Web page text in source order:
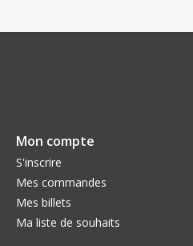
Mon compte
S'inscrire
Mes commandes
Mes billets
Ma liste de souhaits